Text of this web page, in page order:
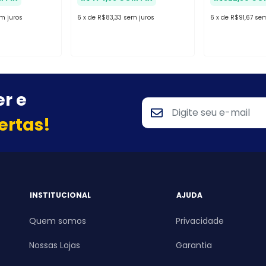
juros 6 xde R$83,33 sem juros 6 x de R$91,67
e
INSTITUCIONAL
Quem somos
Nossas Lojas
AJUDA
Privacidade
Garantia